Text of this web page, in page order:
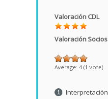
Valoración CDL
Valoración Socios
Average: 4 (1 vote)
Interpretación